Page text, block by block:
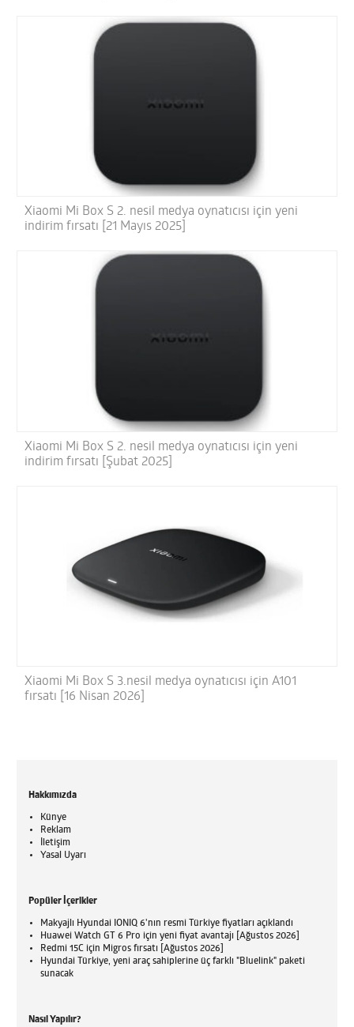
Xiaomi Mi Box S 2. nesil medya oynatıcısı için yeni
indirim fırsatı [21 Mayıs 2025]
Xiaomi Mi Box S 2. nesil medya oynatıcısı için yeni
indirim fırsatı [Şubat 2025]
Xiaomi Mi Box S 3.nesil medya oynatıcısı için A101
fırsatı [16 Nisan 2026]
Hakkımızda
Künye
Reklam
İletişim
Yasal Uyarı
Popüler İçerikler
Makyajlı Hyundai IONIQ 6'nın resmi Türkiye fiyatları açıklandı
Huawei Watch GT 6 Pro için yeni fiyat avantajı [Ağustos 2026]
Redmi 15C için Migros fırsatı [Ağustos 2026]
Hyundai Türkiye, yeni araç sahiplerine üç farklı "Bluelink" paketi
sunacak
Nasıl Yapılır?